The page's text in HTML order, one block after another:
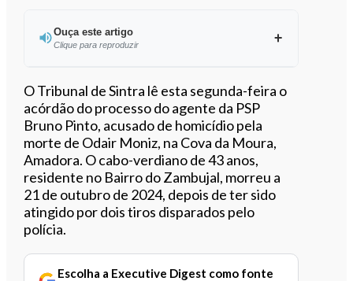
Ouça este artigo
Clique para reproduzir
0:00/3:56
O Tribunal de Sintra lê esta segunda-feira o
acórdão do processo do agente da PSP
Bruno Pinto, acusado de homicídio pela
morte de Odair Moniz, na Cova da Moura,
Amadora. O cabo-verdiano de 43 anos,
residente no Bairro do Zambujal, morreu a
21 de outubro de 2024, depois de ter sido
atingido por dois tiros disparados pelo
polícia.
Escolha a Executive Digest como fonte